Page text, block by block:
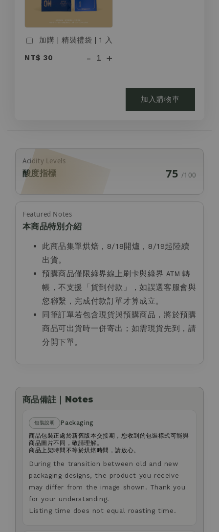
加購 | 精裝禮袋 | 1 入
NT$ 30
- +
加入購物車
Acidity Levels
酸度指標 75 /100
Featured Notes
本商品特別介紹
此商品集單烘焙，8/18開爐，8/19起陸續
出貨。
預購商品僅限綠界線上刷卡與綠界 ATM 轉
帳，不支援「貨到付款」，如誤選客服會與
您聯繫，完成付款訂單才算成立。
同筆訂單若包含現貨與預購商品，將於預購
商品可出貨時一併寄出；如需現貨先到，請
分開下單。
商品備註｜Notes
包裝說明
Packaging
商品包裝正處於新舊版本交接期，您收到的包裝樣式可能與
商品圖片不同，敬請理解。
商品上架時間不等於烘焙時間，請放心。
During the transition between old and new
packaging designs, the product you receive
may differ from the image shown. Thank you
for your understanding.
Listing time does not equal roasting time.